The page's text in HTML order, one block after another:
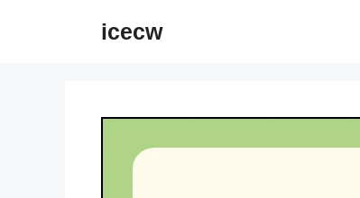
icecw